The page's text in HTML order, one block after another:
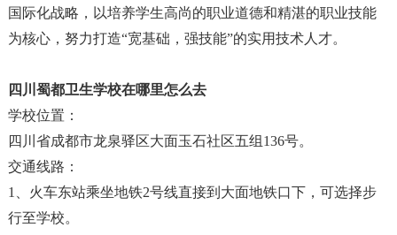
国际化战略，以培养学生高尚的职业道德和精湛的职业技能
为核心，努力打造“宽基础，强技能”的实用技术人才。
四川蜀都卫生学校在哪里怎么去
学校位置：
四川省成都市龙泉驿区大面玉石社区五组136号。
交通线路：
1、火车东站乘坐地铁2号线直接到大面地铁口下，可选择步
行至学校。